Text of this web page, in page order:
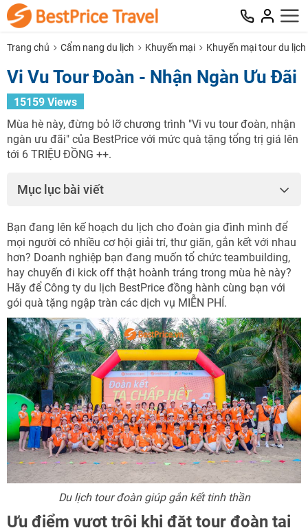
Trang chủ Cẩm nang du lịch Khuyến mại Khuyến mại tour du lịch
Vi Vu Tour Đoàn - Nhận Ngàn Ưu Đãi
15159 Views
Mùa hè này, đừng bỏ lỡ chương trình "Vi vu tour đoàn, nhận
ngàn ưu đãi" của BestPrice với mức quà tặng tổng trị giá lên
tới 6 TRIỆU ĐỒNG ++.
Mục lục bài viết
Bạn đang lên kế hoạch du lịch cho đoàn gia đình mình để
mọi người có nhiều cơ hội giải trí, thư giãn, gắn kết với nhau
hơn? Doanh nghiệp bạn đang muốn tổ chức teambuilding,
hay chuyến đi kick off thật hoành tráng trong mùa hè này?
Hãy để Công ty du lịch BestPrice đồng hành cùng bạn với
gói quà tặng ngập tràn các dịch vụ MIỄN PHÍ.
Du lịch tour đoàn giúp gắn kết tinh thần
Ưu điểm vượt trội khi đặt tour đoàn tại
TƯ VẤN NGAY
TƯ VẤN NGAY
TƯ VẤN NGAY
NHẬN ƯU ĐÃI NGAY